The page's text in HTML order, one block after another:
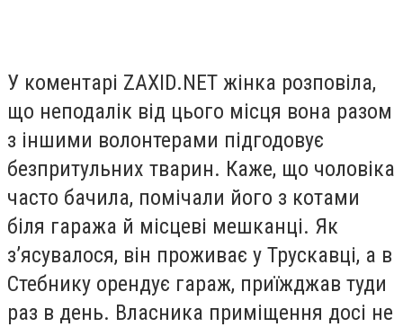
У коментарі ZAXID.NET жінка розповіла,
що неподалік від цього місця вона разом
з іншими волонтерами підгодовує
безпритульних тварин. Каже, що чоловіка
часто бачила, помічали його з котами
біля гаража й місцеві мешканці. Як
з’ясувалося, він проживає у Трускавці, а в
Стебнику орендує гараж, приїжджав туди
раз в день. Власника приміщення досі не